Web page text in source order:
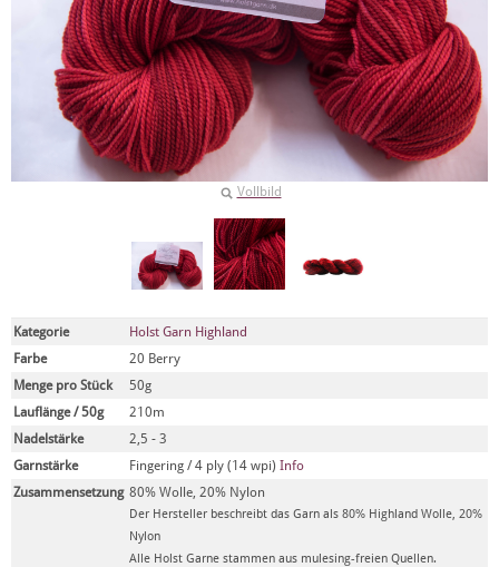
Vollbild
Kategorie
Holst Garn Highland
Farbe
20 Berry
Menge pro Stück
50g
Lauflänge / 50g
210m
Nadelstärke
2,5 - 3
Garnstärke
Fingering / 4 ply (14 wpi) Info
Zusammensetzung 80% Wolle, 20% Nylon
Der Hersteller beschreibt das Garn als 80% Highland Wolle, 20%
Nylon
Alle Holst Garne stammen aus mulesing-freien Quellen.